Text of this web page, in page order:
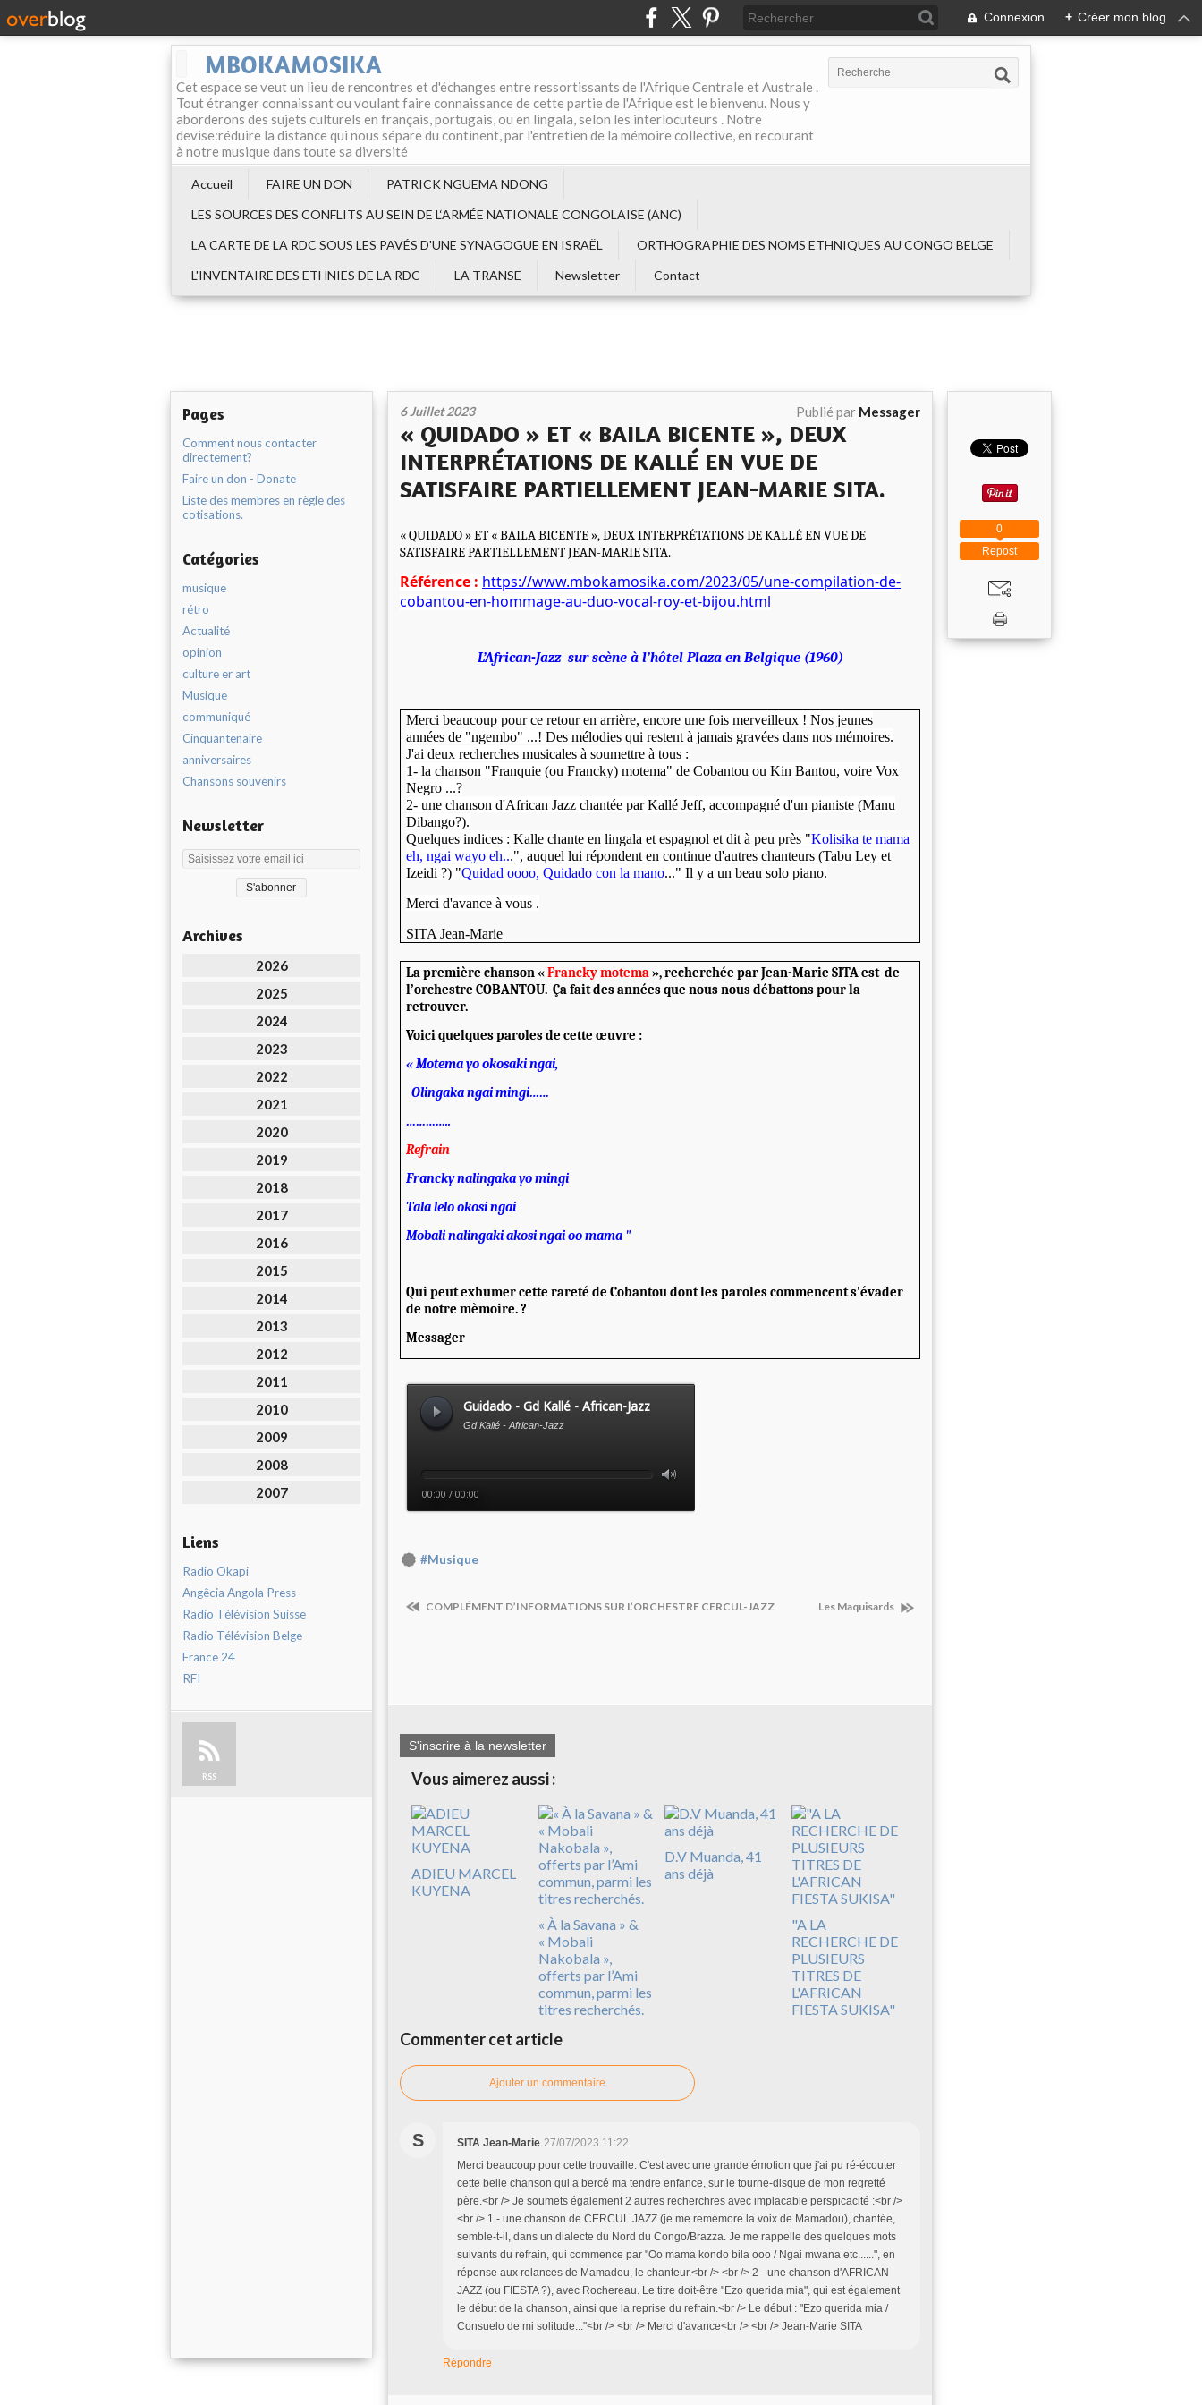
Connexion + Créer mon blog
MBOKAMOSIKA
Cet espace se veut un lieu de rencontres et d'échanges entre ressortissants de l'Afrique Centrale et Australe .
Tout étranger connaissant ou voulant faire connaissance de cette partie de l'Afrique est le bienvenu. Nous y
aborderons des sujets culturels en français, portugais, ou en lingala, selon les interlocuteurs . Notre
devise:réduire la distance qui nous sépare du continent, par l'entretien de la mémoire collective, en recourant
à notre musique dans toute sa diversité
Accueil FAIRE UN DON
PATRICK NGUEMA NDONG
LES SOURCES DES CONFLITS AU SEIN DE L‘ARMÉE NATIONALE CONGOLAISE (ANC)
LA CARTE DE LA RDC SOUS LES PAVÉS D'UNE SYNAGOGUE EN ISRAËL
ORTHOGRAPHIE DES NOMS ETHNIQUES AU CONGO BELGE
L'INVENTAIRE DES ETHNIES DE LA RDC
LA TRANSE Newsletter Contact
Pages
Comment nous contacter
directement?
Faire un don - Donate
Liste des membres en règle des
cotisations.
Catégories
musique
rétro
Actualité
opinion
culture er art
Musique
communiqué
Cinquantenaire
anniversaires
Chansons souvenirs
Newsletter
Archives
2026
2025
2024
2023
2022
2021
2020
2019
2018
2017
2016
2015
2014
2013
2012
2011
2010
2009
2008
2007
Liens
Radio Okapi
Angêcia Angola Press
Radio Télévision Suisse
Radio Télévision Belge
France 24
RFI
RSS
6 Juillet 2023 Publié par Messager
« QUIDADO » ET « BAILA BICENTE », DEUX
INTERPRÉTATIONS DE KALLÉ EN VUE DE
SATISFAIRE PARTIELLEMENT JEAN-MARIE SITA.
« QUIDADO » ET « BAILA BICENTE », DEUX INTERPRÉTATIONS DE KALLÉ EN VUE DE
SATISFAIRE PARTIELLEMENT JEAN-MARIE SITA.
Référence : https://www.mbokamosika.com/2023/05/une-compilation-de-
cobantou-en-hommage-au-duo-vocal-roy-et-bijou.html
L’African-Jazz sur scène à l’hôtel Plaza en Belgique (1960)
Merci beaucoup pour ce retour en arrière, encore une fois merveilleux ! Nos jeunes
années de "ngembo" ...! Des mélodies qui restent à jamais gravées dans nos mémoires.
J'ai deux recherches musicales à soumettre à tous :
1- la chanson "Franquie (ou Francky) motema" de Cobantou ou Kin Bantou, voire Vox
Negro ...?
2- une chanson d'African Jazz chantée par Kallé Jeff, accompagné d'un pianiste (Manu
Dibango?).
Quelques indices : Kalle chante en lingala et espagnol et dit à peu près "Kolisika te mama
eh, ngai wayo eh...", auquel lui répondent en continue d'autres chanteurs (Tabu Ley et
Izeidi ?) "Quidad oooo, Quidado con la mano..." Il y a un beau solo piano.
Merci d'avance à vous .
SITA Jean-Marie
La première chanson «Francky motema», recherchée par Jean-Marie SITA est de
l’orchestre COBANTOU. Ça fait des années que nous nous débattons pour la
retrouver.
Voici quelques paroles de cette œuvre :
« Motema yo okosaki ngai,
Olingaka ngai mingi……
…………..
Refrain
Francky nalingaka yo mingi
Tala lelo okosi ngai
Mobali nalingaki akosi ngai oo mama "
Qui peut exhumer cette rareté de Cobantou dont les paroles commencent s'évader
de notre mèmoire. ?
Messager
#Musique
COMPLÉMENT D’INFORMATIONS SUR L’ORCHESTRE CERCUL-JAZZ Les Maquisards
S'inscrire à la newsletter
Vous aimerez aussi :
ADIEU MARCEL
KUYENA
« À la Savana » &
« Mobali
Nakobala »,
offerts par l’Ami
commun, parmi les
titres recherchés.
D.V Muanda, 41
ans déjà
"A LA
RECHERCHE DE
PLUSIEURS
TITRES DE
L'AFRICAN
FIESTA SUKISA"
Commenter cet article
Ajouter un commentaire
S SITA Jean-Marie 27/07/2023 11:22
Merci beaucoup pour cette trouvaille. C'est avec une grande émotion que j'ai pu ré-écouter
cette belle chanson qui a bercé ma tendre enfance, sur le tourne-disque de mon regretté
père.<br /> Je soumets également 2 autres recherchres avec implacable perspicacité :<br />
<br /> 1 - une chanson de CERCUL JAZZ (je me remémore la voix de Mamadou), chantée,
semble-t-il, dans un dialecte du Nord du Congo/Brazza. Je me rappelle des quelques mots
suivants du refrain, qui commence par "Oo mama kondo bila ooo / Ngai mwana etc......", en
réponse aux relances de Mamadou, le chanteur.<br /> <br /> 2 - une chanson d'AFRICAN
JAZZ (ou FIESTA ?), avec Rochereau. Le titre doit-être "Ezo querida mia", qui est également
le début de la chanson, ainsi que la reprise du refrain.<br /> Le début : "Ezo querida mia /
Consuelo de mi solitude..."<br /> <br /> Merci d'avance<br /> <br /> Jean-Marie SITA
Répondre
Repost
0